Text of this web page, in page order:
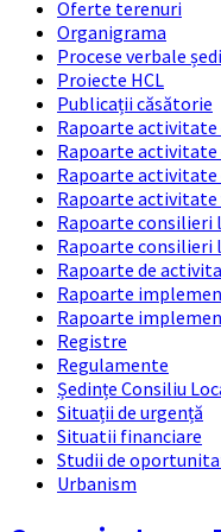
Oferte terenuri
Organigrama
Procese verbale
Proiecte HCL
Publicații căsătorie
Rapoarte activitate
Rapoarte
Rapoarte activitate
Rapoarte
Rapoarte consilieri
Rapoarte consilieri
Rapoarte de
Rapoarte
Rapoarte
Registre
Regulamente
Ședințe Consiliu
Situații de urgență
Situatii financiare
Studii de
Urbanism